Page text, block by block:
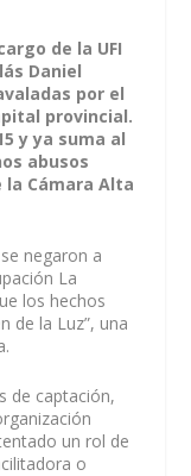
de la UFI
Daniel
por el
provincial.
y ya suma al
abusos
Cámara Alta
negaron a
La
los hechos
de la Luz”, una
de captación,
un rol de
o